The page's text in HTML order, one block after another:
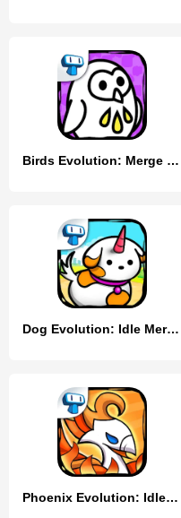
Birds Evolution: Merge Game
Dog Evolution: Idle Merge Game
Phoenix Evolution: Idle Merge